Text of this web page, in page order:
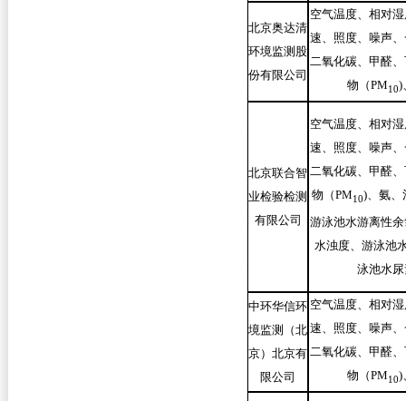
北京奥达清
环境监测股
份有限公司
空气温度、相对
速、照度、噪声
二氧化碳、甲醛
物（PM10)
北京联合智
业检验检测
有限公司
空气温度、相对
速、照度、噪声
二氧化碳、甲醛
物（PM10)、氨、
游泳池水游离性
水浊度、游泳池
泳池水尿
中环华信环
境监测（北
京）北京有
限公司
空气温度、相对
速、照度、噪声
二氧化碳、甲醛
物（PM10)